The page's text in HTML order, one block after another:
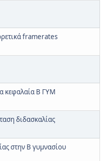
framerates
κεφαλαία Β ΓΥΜ
διδασκαλίας
στην Β γυμνασίου